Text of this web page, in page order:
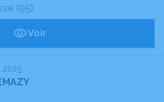
(95)
Voir
2025